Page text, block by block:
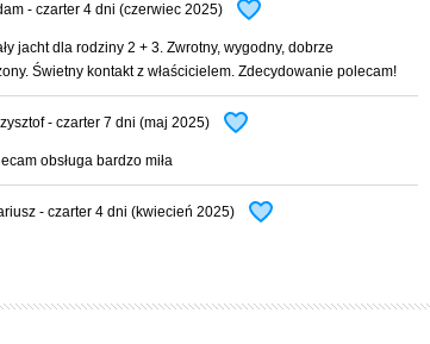
- czarter 4 dni (czerwiec 2025)
jacht dla rodziny 2 + 3. Zwrotny, wygodny, dobrze
Świetny kontakt z właścicielem. Zdecydowanie polecam!
- czarter 7 dni (maj 2025)
obsługa bardzo miła
- czarter 4 dni (kwiecień 2025)